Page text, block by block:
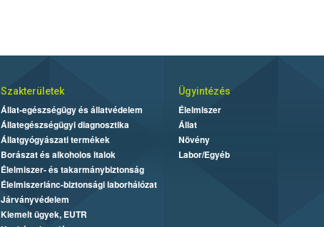
Szakterületek
Állat-egészségügy és állatvédelem
Állategészségügyi diagnosztika
Állatgyógyászati termékek
Borászat és alkoholos italok
Élelmiszer- és takarmánybiztonság
Élelmiszerlánc-biztonsági laborhálózat
Járványvédelem
Kiemelt ügyek, EUTR
Ügyintézés
Élelmiszer
Állat
Növény
Labor/Egyéb